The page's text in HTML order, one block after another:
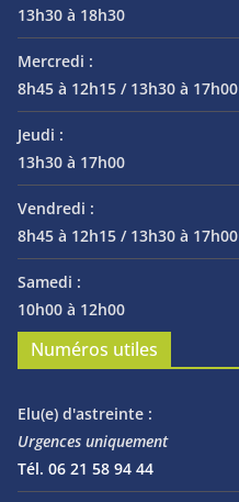
13h30 à 18h30
Mercredi :
8h45 à 12h15 / 13h30 à 17h00
Jeudi :
13h30 à 17h00
Vendredi :
8h45 à 12h15 / 13h30 à 17h00
Samedi :
10h00 à 12h00
Numéros utiles
Elu(e) d'astreinte :
Urgences uniquement
Tél. 06 21 58 94 44